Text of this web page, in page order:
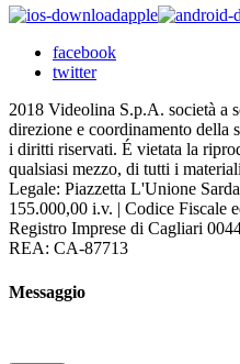
apple
facebook
twitter
2018 Videolina S.p.A. società a
direzione e coordinamento della
i diritti riservati. É vietata la
qualsiasi mezzo, di tutti i
Legale: Piazzetta L'Unione
155.000,00 i.v. | Codice Fiscale
Registro Imprese di Cagliari
REA: CA-87713
Messaggio